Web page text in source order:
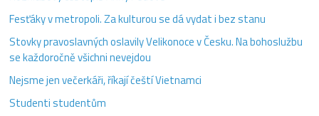
Fesťáky v metropoli. Za kulturou se dá vydat i bez stanu
Stovky pravoslavných oslavily Velikonoce v Česku. Na bohoslužbu
se každoročně všichni nevejdou
Nejsme jen večerkáři, říkají čeští Vietnamci
Studenti studentům